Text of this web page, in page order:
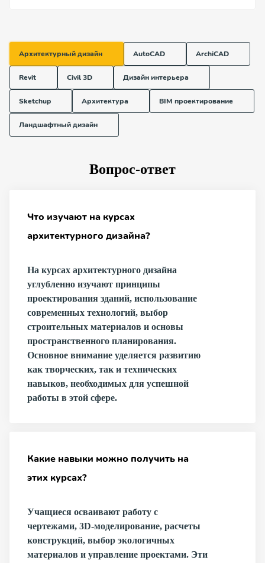
Архитектурный дизайн AutoCAD ArchiCAD
Revit Civil 3D Дизайн интерьера
Sketchup Архитектура BIM проектирование
Ландшафтный дизайн
Вопрос-ответ
Что изучают на курсах
архитектурного дизайна?
На курсах архитектурного дизайна
углубленно изучают принципы
проектирования зданий, использование
современных технологий, выбор
строительных материалов и основы
пространственного планирования.
Основное внимание уделяется развитию
как творческих, так и технических
навыков, необходимых для успешной
работы в этой сфере.
Какие навыки можно получить на
этих курсах?
Учащиеся осваивают работу с
чертежами, 3D-моделирование, расчеты
конструкций, выбор экологичных
материалов и управление проектами. Эти